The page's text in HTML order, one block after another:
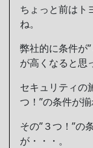
ちょっと前は
ね。
弊社的に条件が
が高くなると思
セキュリティの
つ！”の条件が
その”３つ！”の
が・・・。